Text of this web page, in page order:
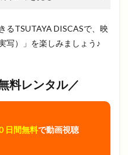
るTSUTAYA DISCASで、映
写）」を楽しみましょう♪
料レンタル／
日間無料で動画視聴